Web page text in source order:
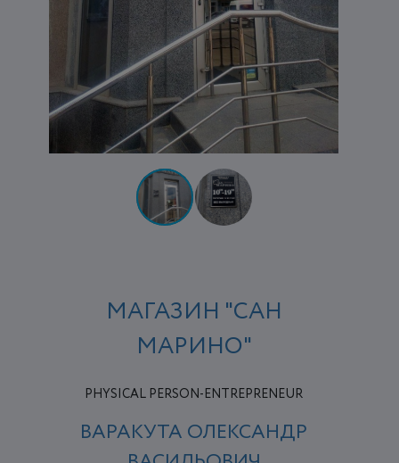
МАГАЗИН "САН
МАРИНО"
PHYSICAL PERSON-ENTREPRENEUR
ВАРАКУТА ОЛЕКСАНДР